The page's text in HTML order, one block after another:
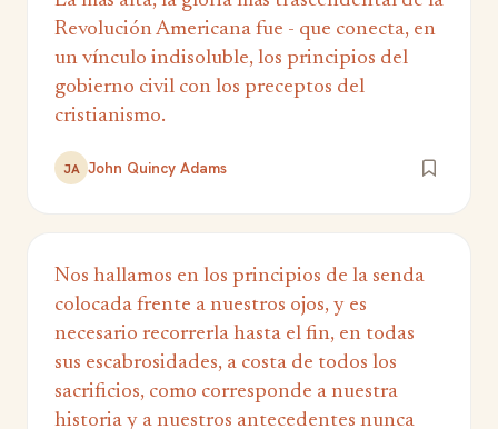
Revolución Americana fue - que conecta, en
un vínculo indisoluble, los principios del
gobierno civil con los preceptos del
cristianismo.
JA John Quincy Adams
Nos hallamos en los principios de la senda
colocada frente a nuestros ojos, y es
necesario recorrerla hasta el fin, en todas
sus escabrosidades, a costa de todos los
sacrificios, como corresponde a nuestra
historia y a nuestros antecedentes nunca